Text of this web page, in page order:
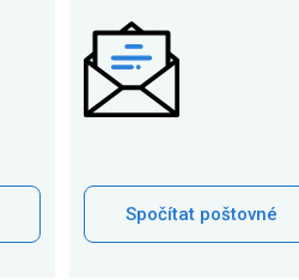
Spočítat poštovné